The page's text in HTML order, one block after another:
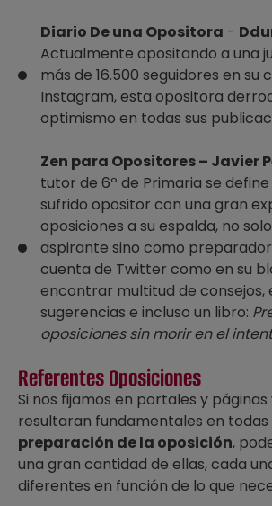
Diario De una Opositora -
Actualmente opositando a una
más de 16.500 seguidores en su
Instagram, esta opositora
optimismo en todas sus
Zen para Opositores – Javier
tutor de 6º de Primaria se
sufrido opositor con una gran
oposiciones a su espalda, no
aspirante sino como
cuenta de Twitter como en su
encontrar multitud de consejos,
sugerencias e incluso un libro:
oposiciones sin morir en el intent
Referentes Oposiciones
Si nos fijamos en portales y
resultaran fundamentales en todas
preparación de la oposición,
una gran cantidad de ellas, cada
diferentes en función de lo que